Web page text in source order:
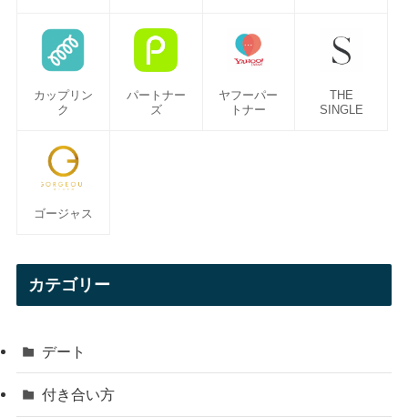
カップリン
ク
パートナー
ズ
ヤフーパー
トナー
THE
SINGLE
ゴージャス
カテゴリー
デート
付き合い方